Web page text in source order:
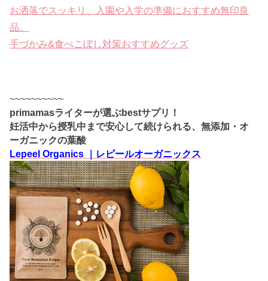
お洒落でスッキリ、入園や入学の準備におすすめ無印良
品。
手づかみ&食べこぼし対策おすすめグッズ
~~~~~~~~~~
primamasライターが選ぶbestサプリ！
妊活中から授乳中まで安心して続けられる、無添加・オ
ーガニックの葉酸
Lepeel Organics ｜レピールオーガニックス